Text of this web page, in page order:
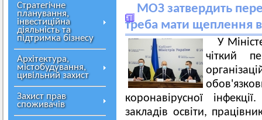
Стратегічне
планування,
інвестиційна
діяльність та
підтримка бізнесу
Архітектура,
містобудування,
цивільний захист
Захист прав
споживачів
МОЗ затвердить
треба мати щеплення
У
чіткий
коронавірусної
закладів освіти,